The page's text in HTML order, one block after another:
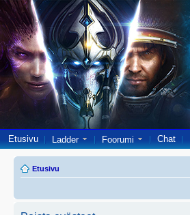
Etusivu Ladder Foorumi Chat
Etusivu